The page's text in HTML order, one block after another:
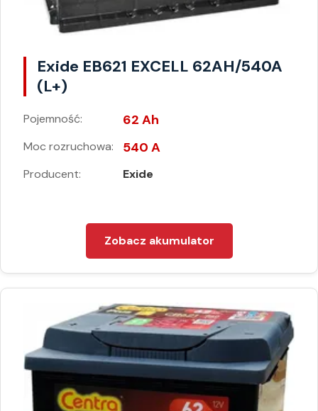
Exide EB621 EXCELL 62AH/540A
(L+)
Pojemność: 62 Ah
Moc rozruchowa: 540 A
Producent: Exide
Zobacz akumulator